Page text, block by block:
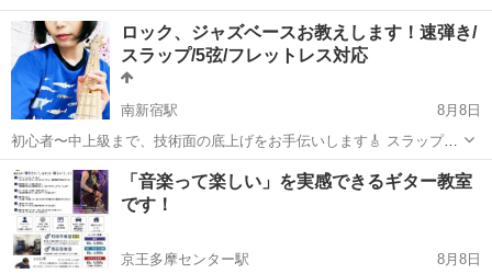
ロック、ジャズベースお教えします！速弾き/
スラップ/5弦/フレットレス対応
南新宿駅
8月8日
初心者〜中上級まで、技術面の底上げをお手伝いします🎸 スラップも
中級まではお教えいたします。サムアップも対応できます👍👎 ジャズ
はウォーキングやソロの取り方お教えします🎹🥁 バンド経験、ジャズ
セッション経験多数、DTMやボ...
東京 渋谷区 南新宿駅 ベース スラップ
「音楽って楽しい」を実感できるギター教室
です！
京王多摩センター駅
8月8日